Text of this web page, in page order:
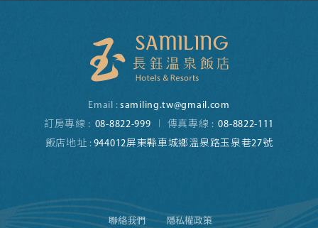
Email : samiling.tw@gmail.com
訂房專線 : 08-8822-999 傳真專線 : 08-8822-111
飯店地址 : 944012屏東縣車城鄉溫泉路玉泉巷27號
聯絡我們 隱私權政策